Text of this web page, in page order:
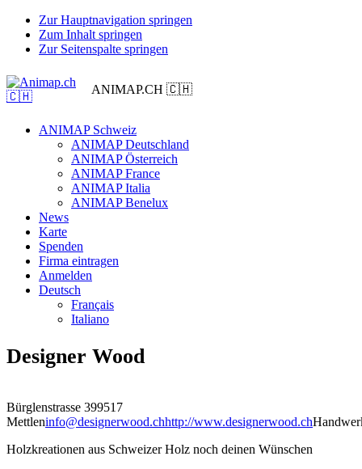
Zur Hauptnavigation springen
Zum Inhalt springen
Zur Seitenspalte springen
ANIMAP.CH 🇨🇭
ANIMAP Schweiz
ANIMAP Deutschland
ANIMAP Österreich
ANIMAP France
ANIMAP Italia
ANIMAP Benelux
News
Karte
Spenden
Firma eintragen
Anmelden
Deutsch
Français
Italiano
Designer Wood
Bürglenstrasse 399517
Mettleninfo@designerwood.chhttp://www.designerwood.ch
Holzkreationen aus Schweizer Holz noch deinen Wünschen